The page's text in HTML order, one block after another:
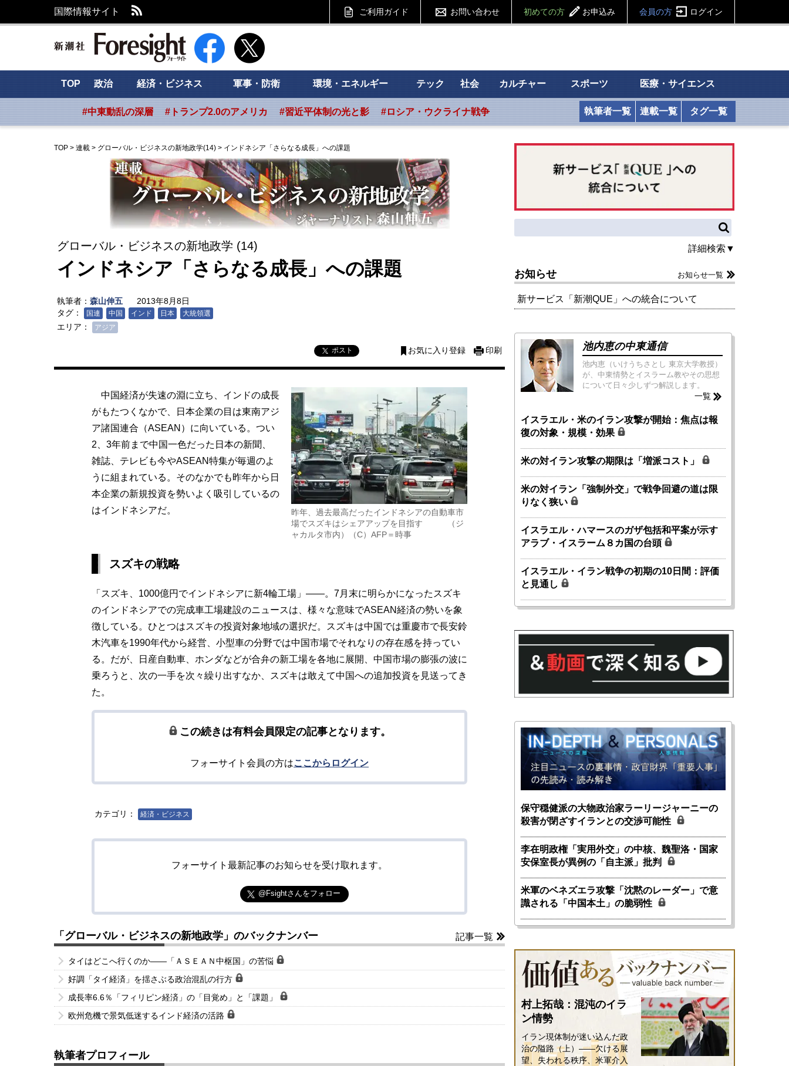
国際情報サイト ご利用ガイド お問い合わせ 初めての方 お申込み 会員の方 ログイン
新潮社 Foresight フォーサイト
TOP 政治 経済・ビジネス 軍事・防衛 環境・エネルギー テック 社会 カルチャー スポーツ 医療・サイエンス
#中東動乱の深層 #トランプ2.0のアメリカ #習近平体制の光と影 #ロシア・ウクライナ戦争 執筆者一覧 連載一覧 タグ一覧
TOP > 連載 > グローバル・ビジネスの新地政学(14) > インドネシア「さらなる成長」への課題
グローバル・ビジネスの新地政学 (14)
インドネシア「さらなる成長」への課題
執筆者： 森山伸五
2013年8月8日
タグ：
国連 中国 インド 日本 大統領選
エリア： アジア
ポスト お気に入り登録 印刷
昨年、過去最高だったインドネシアの自動車市
場でスズキはシェアアップを目指す （ジ
ャカルタ市内）（C）AFP＝時事
中国経済が失速の淵に立ち、インドの成長
がもたつくなかで、日本企業の目は東南アジ
ア諸国連合（ASEAN）に向いている。つい
2、3年前まで中国一色だった日本の新聞、
雑誌、テレビも今やASEAN特集が毎週のよ
うに組まれている。そのなかでも昨年から日
本企業の新規投資を勢いよく吸引しているの
はインドネシアだ。
スズキの戦略
「スズキ、1000億円でインドネシアに新4輪工場」――。7月末に明らかになったスズキ
のインドネシアでの完成車工場建設のニュースは、様々な意味でASEAN経済の勢いを象
徴している。ひとつはスズキの投資対象地域の選択だ。スズキは中国では重慶市で長安鈴
木汽車を1990年代から経営、小型車の分野では中国市場でそれなりの存在感を持ってい
る。だが、日産自動車、ホンダなどが合弁の新工場を各地に展開、中国市場の膨張の波に
乗ろうと、次の一手を次々繰り出すなか、スズキは敢えて中国への追加投資を見送ってき
た。
この続きは有料会員限定の記事となります。
フォーサイト会員の方はここからログイン
カテゴリ： 経済・ビジネス
フォーサイト最新記事のお知らせを受け取れます。
@Fsightさんをフォロー
「グローバル・ビジネスの新地政学」のバックナンバー 記事一覧
タイはどこへ行くのか――「ＡＳＥＡＮ中枢国」の苦悩
好調「タイ経済」を揺さぶる政治混乱の行方
成長率6.6％「フィリピン経済」の「目覚め」と「課題」
欧州危機で景気低迷するインド経済の活路
執筆者プロフィール
詳細検索▼
お知らせ お知らせ一覧
新サービス「新潮QUE」への統合について
池内恵の中東通信
池内恵（いけうちさとし 東京大学教授）
が、中東情勢とイスラーム教やその思想
について日々少しずつ解説します。
一覧
イスラエル・米のイラン攻撃が開始：焦点は報
復の対象・規模・効果
米の対イラン攻撃の期限は「増派コスト」
米の対イラン「強制外交」で戦争回避の道は限
りなく狭い
イスラエル・ハマースのガザ包括和平案が示す
アラブ・イスラーム８カ国の台頭
イスラエル・イラン戦争の初期の10日間：評価
と見通し
保守穏健派の大物政治家ラーリージャーニーの
殺害が閉ざすイランとの交渉可能性
李在明政権「実用外交」の中核、魏聖洛・国家
安保室長が異例の「自主派」批判
米軍のベネズエラ攻撃「沈黙のレーダー」で意
識される「中国本土」の脆弱性
村上拓哉：混沌のイラ
ン情勢
イラン現体制が迷い込んだ政
治の隘路（上）――欠ける展
望、失われる秩序、米軍介入